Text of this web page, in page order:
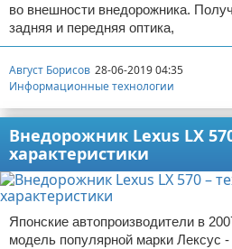
во внешности внедорожника.
задняя и передняя оптика,
Август Борисов 28-06-2019 04:35
Информационные технологии
Внедорожник Lexus LX
характеристики
Японские автопроизводители в
модель популярной марки Лексус